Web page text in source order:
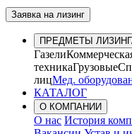
Заявка на лизинг
ПРЕДМЕТЫ
Газели
техникаГрузовые
лицМед.
КАТАЛОГ
О КОМПАНИИ
О нас История